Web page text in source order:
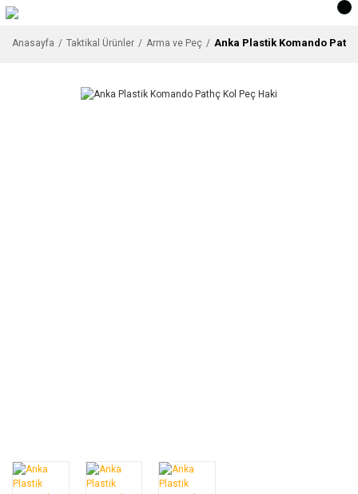
Anasayfa Taktikal Ürünler Arma ve Peç Anka Plastik Komando